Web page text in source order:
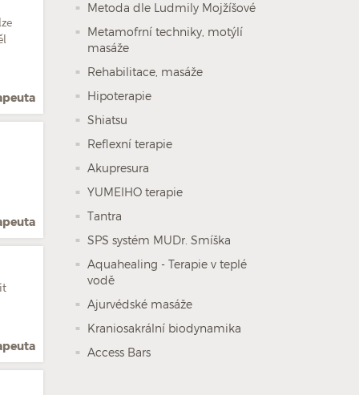
Metoda dle Ludmily Mojžíšové
Metamofrní techniky, motýlí
masáže
Rehabilitace, masáže
Hipoterapie
Shiatsu
Reflexní terapie
Akupresura
YUMEIHO terapie
Tantra
SPS systém MUDr. Smíška
Aquahealing - Terapie v teplé
vodě
Ajurvédské masáže
Kraniosakrální biodynamika
Access Bars